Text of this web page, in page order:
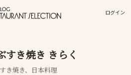
ログイン
すき焼き きらく
き焼き、日本料理